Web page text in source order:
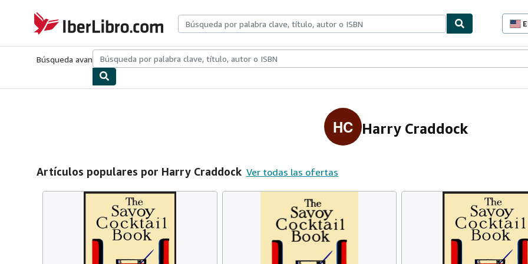
IberLibro.com
Búsqueda avanzadaColecciones Libros antiguosArte y coleccionismo
HC Harry Craddock
Artículos populares por Harry Craddock Ver todas las ofertas